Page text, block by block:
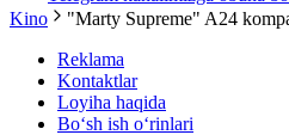
Kino
"Marty Supreme" A24
Reklama
Kontaktlar
Loyiha haqida
Bo‘sh ish o‘rinlari